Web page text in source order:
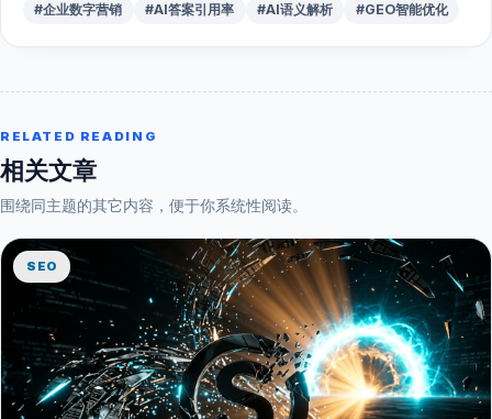
#企业数字营销
#AI答案引用率 #AI语义解析 #GEO智能优化
RELATED READING
相关文章
围绕同主题的其它内容，便于你系统性阅读。
SEO